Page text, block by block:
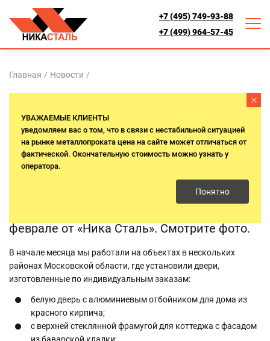
+7 (495) 749-93-88
+7 (499) 964-57-45
Главная / Новости /
ДВЕРИ ДЛЯ ЧАСТНЫХ ДОМОВ –
СМОТРИТЕ ПРИМЕРЫ НАШИХ
РАБОТ В ФЕВРАЛЕ
феврале от «Ника Сталь». Смотрите фото.
В начале месяца мы работали на объектах в нескольких
районах Московской области, где установили двери,
изготовленные по индивидуальным заказам:
белую дверь с алюминиевым отбойником для дома из
красного кирпича;
с верхней стеклянной фрамугой для коттеджа с фасадом
УВАЖАЕМЫЕ КЛИЕНТЫ
уведомляем вас о том, что в связи с нестабильной ситуацией
на рынке металлопроката цена на сайте может отличаться от
фактической. Окончательную стоимость можно узнать у
оператора.
Понятно